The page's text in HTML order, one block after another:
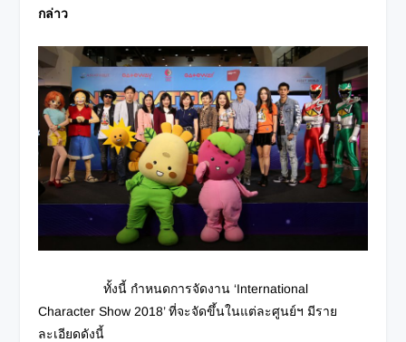
กล่าว
ทั้งนี้ กำหนดการจัดงาน ‘International
Character Show 2018’ ที่จะจัดขึ้นในแต่ละศูนย์ฯ มีราย
ละเอียดดังนี้